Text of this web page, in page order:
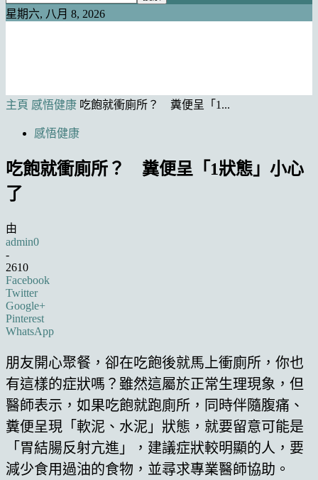
星期六, 八月 8, 2026
主頁 感悟健康 吃飽就衝廁所？ 糞便呈「1...
感悟健康
吃飽就衝廁所？ 糞便呈「1狀態」小心
了
由
admin0
-
2610
Facebook
Twitter
Google+
Pinterest
WhatsApp
朋友開心聚餐，卻在吃飽後就馬上衝廁所，你也
有這樣的症狀嗎？雖然這屬於正常生理現象，但
醫師表示，如果吃飽就跑廁所，同時伴隨腹痛、
糞便呈現「軟泥、水泥」狀態，就要留意可能是
「胃結腸反射亢進」，建議症狀較明顯的人，要
減少食用過油的食物，並尋求專業醫師協助。